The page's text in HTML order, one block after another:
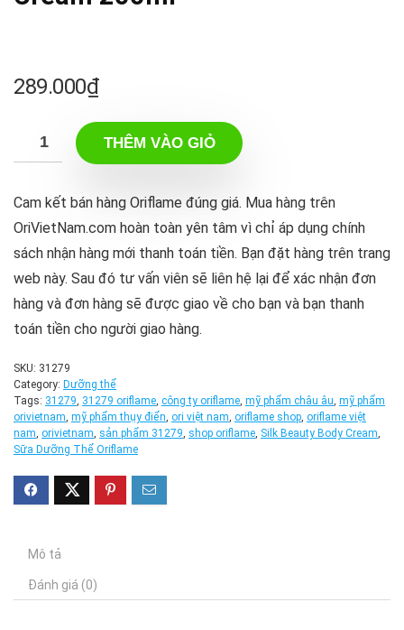
289.000₫
THÊM VÀO GIỎ
Cam kết bán hàng Oriflame đúng giá. Mua hàng trên
OriVietNam.com hoàn toàn yên tâm vì chỉ áp dụng chính
sách nhận hàng mới thanh toán tiền. Bạn đặt hàng trên trang
web này. Sau đó tư vấn viên sẽ liên hệ lại để xác nhận đơn
hàng và đơn hàng sẽ được giao về cho bạn và bạn thanh
toán tiền cho người giao hàng.
SKU: 31279
Category: Dưỡng thể
Tags: 31279, 31279 oriflame, công ty oriflame, mỹ phẩm châu âu, mỹ phẩm
orivietnam, mỹ phẩm thụy điển, ori việt nam, oriflame shop, oriflame việt
nam, orivietnam, sản phẩm 31279, shop oriflame, Silk Beauty Body Cream,
Sữa Dưỡng Thể Oriflame
Mô tả
Đánh giá (0)